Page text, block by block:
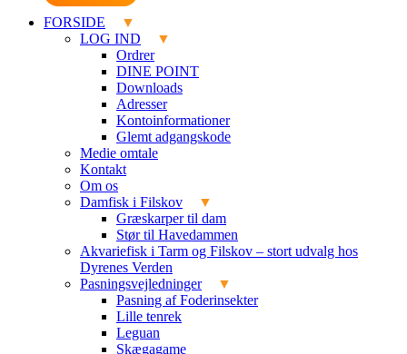
FORSIDE
LOG IND
Ordrer
DINE POINT
Downloads
Adresser
Kontoinformationer
Glemt adgangskode
Medie omtale
Kontakt
Om os
Damfisk i Filskov
Græskarper til dam
Stør til Havedammen
Akvariefisk i Tarm og Filskov – stort udvalg hos
Dyrenes Verden
Pasningsvejledninger
Pasning af Foderinsekter
Lille tenrek
Leguan
Skægagame